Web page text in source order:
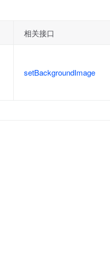
相关接口
setBackgroundImage